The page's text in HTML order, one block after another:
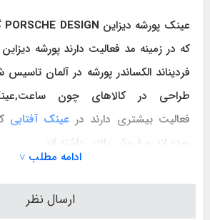
عینک پورشه دیزاین PORSCHE DESIGN
فردیناند الکساندر پورشه در آلمان
طراحی در کالاهای چون
فعالیت بیشتری دارند در عینک آفتابی
بوده اند و فروش بالای داشته اند
ادامه مطلب ˅
ارسال نظر